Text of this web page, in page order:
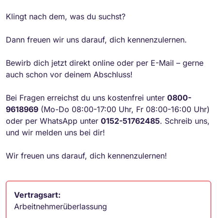
Klingt nach dem, was du suchst?
Dann freuen wir uns darauf, dich kennenzulernen.
Bewirb dich jetzt direkt online oder per E-Mail – gerne
auch schon vor deinem Abschluss!
Bei Fragen erreichst du uns kostenfrei unter 0800-
9618969 (Mo-Do 08:00-17:00 Uhr, Fr 08:00-16:00 Uhr)
oder per WhatsApp unter 0152-51762485. Schreib uns,
und wir melden uns bei dir!
Wir freuen uns darauf, dich kennenzulernen!
Vertragsart:
Arbeitnehmerüberlassung